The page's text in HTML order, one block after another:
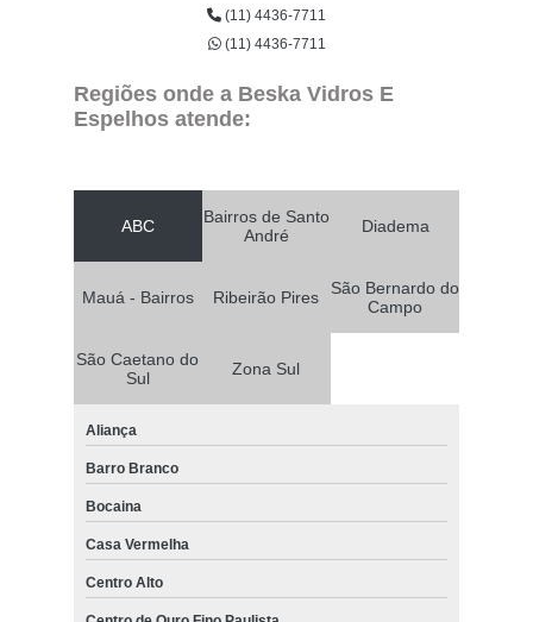
(11) 4436-7711
(11) 4436-7711
Regiões onde a Beska Vidros E
Espelhos atende:
ABC
Bairros de Santo
André
Diadema
Mauá - Bairros Ribeirão Pires
São Bernardo do
Campo
São Caetano do
Sul
Zona Sul
Aliança
Barro Branco
Bocaina
Casa Vermelha
Centro Alto